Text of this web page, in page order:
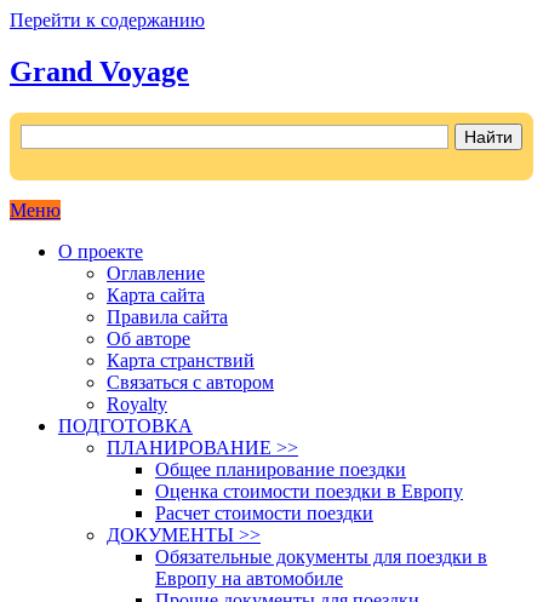
Перейти к содержанию
Grand Voyage
Меню
О проекте
Оглавление
Карта сайта
Правила сайта
Об авторе
Карта странствий
Связаться с автором
Royalty
ПОДГОТОВКА
ПЛАНИРОВАНИЕ >>
Общее планирование поездки
Оценка стоимости поездки в Европу
Расчет стоимости поездки
ДОКУМЕНТЫ >>
Обязательные документы для поездки в
Европу на автомобиле